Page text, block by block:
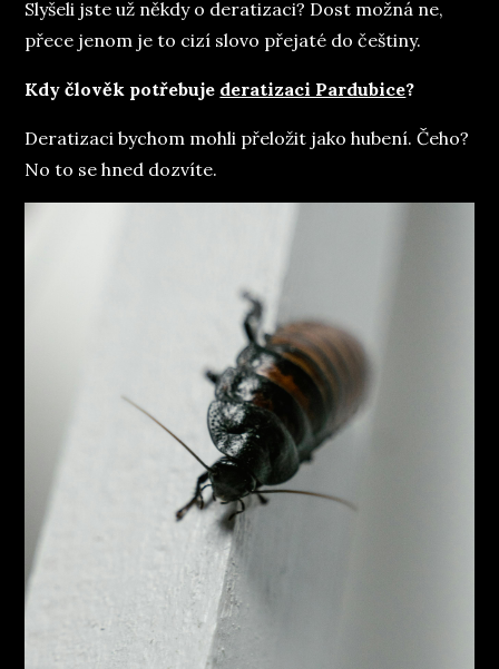
Slyšeli jste už někdy o deratizaci? Dost možná ne,
přece jenom je to cizí slovo přejaté do češtiny.
Kdy člověk potřebuje deratizaci Pardubice?
Deratizaci bychom mohli přeložit jako hubení. Čeho?
No to se hned dozvíte.